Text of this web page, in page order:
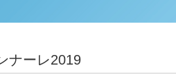
ナーレ2019